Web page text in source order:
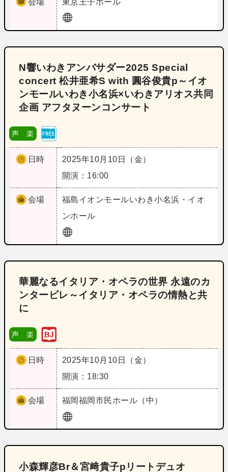
N響いわきアンバサダー2025 Special
concert 松井亜希S with 圓谷俊貴p～イオ
ンモールいわき小名浜×いわきアリオス共同
企画 アフタヌーンコンサート
声 楽
日時
2025年10月10日（金）
開演：16:00
会場 福島イオンモールいわき小名浜・イオ
ンホール
華麗なるイタリア・オペラの世界 永遠のカ
ンタービレ～イタリア・オペラの情熱と共
に
声 楽
日時
2025年10月10日（金）
開演：18:30
会場 福岡 福岡市民ホール（中）
小森輝彦Br＆宮﨑貴子pリートデュオ